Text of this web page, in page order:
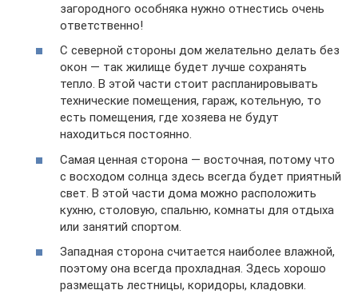
загородного особняка нужно отнестись очень
ответственно!
С северной стороны дом желательно делать без
окон — так жилище будет лучше сохранять
тепло. В этой части стоит распланировывать
технические помещения, гараж, котельную, то
есть помещения, где хозяева не будут
находиться постоянно.
Самая ценная сторона — восточная, потому что
с восходом солнца здесь всегда будет приятный
свет. В этой части дома можно расположить
кухню, столовую, спальню, комнаты для отдыха
или занятий спортом.
Западная сторона считается наиболее влажной,
поэтому она всегда прохладная. Здесь хорошо
размещать лестницы, коридоры, кладовки.